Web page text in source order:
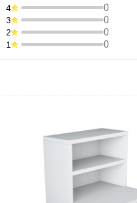
4 0
3 0
2 0
1 0